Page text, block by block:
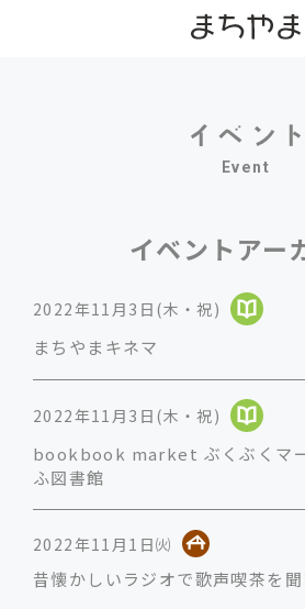
Event
イベントアー
2022年11月3日(木・祝)
まちやまキネマ
2022年11月3日(木・祝)
bookbook market ぶくぶくマ
ふ図書館
2022年11月1日㈫
昔懐かしいラジオで歌声喫茶を